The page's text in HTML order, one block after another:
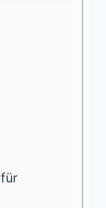
für